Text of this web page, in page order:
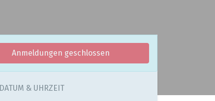
Anmeldungen geschlossen
DATUM & UHRZEIT